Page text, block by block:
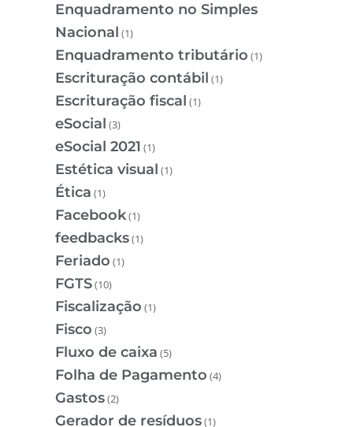
Enquadramento no Simples
Nacional (1)
Enquadramento tributário (1)
Escrituração contábil (1)
Escrituração fiscal (1)
eSocial (3)
eSocial 2021 (1)
Estética visual (1)
Ética (1)
Facebook(1)
feedbacks(1)
Feriado (1)
FGTS(10)
Fiscalização (1)
Fisco (3)
Fluxo de caixa (5)
Folha de Pagamento (4)
Gastos(2)
Gerador de resíduos(1)